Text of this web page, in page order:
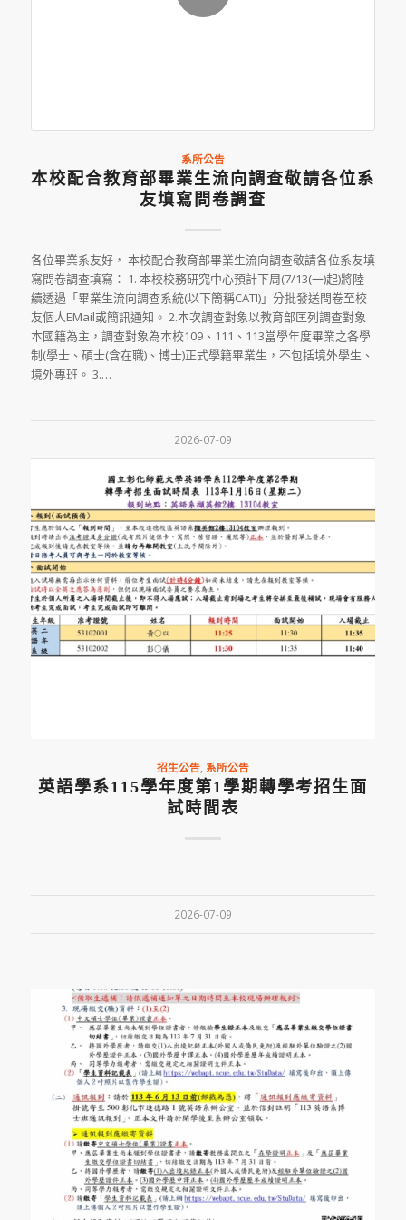
系所公告
本校配合教育部畢業生流向調查敬請各位系
友填寫問卷調查
各位畢業系友好， 本校配合教育部畢業生流向調查敬請各位系友填
寫問卷調查填寫： 1. 本校校務研究中心預計下周(7/13(一)起)將陸
續透過「畢業生流向調查系統(以下簡稱CATI)」分批發送問卷至校
友個人EMail或簡訊通知。 2.本次調查對象以教育部匡列調查對象
本國籍為主，調查對象為本校109、111、113當學年度畢業之各學
制(學士、碩士(含在職)、博士)正式學籍畢業生，不包括境外學生、
境外專班。 3.…
2026-07-09
招生公告, 系所公告
英語學系115學年度第1學期轉學考招生面
試時間表
2026-07-09